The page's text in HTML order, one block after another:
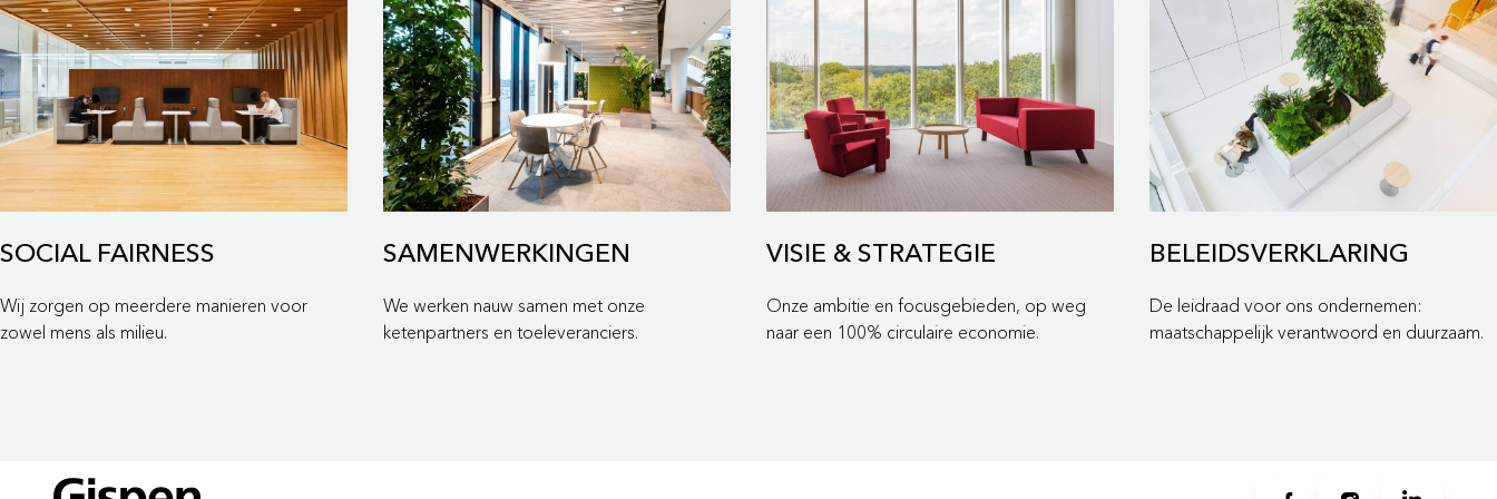
SOCIAL FAIRNESS
Wij zorgen op meerdere manieren voor
zowel mens als milieu.
SAMENWERKINGEN
We werken nauw samen met onze
ketenpartners en toeleveranciers.
VISIE & STRATEGIE
Onze ambitie en focusgebieden, op weg
naar een 100% circulaire economie.
BELEIDSVERKLARING
De leidraad voor ons ondernemen:
maatschappelijk verantwoord en duurzaam.